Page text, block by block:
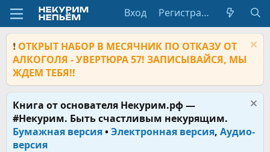
Вход Регистрация
❗ ОТКРЫТ НАБОР В МЕСЯЧНИК ПО ОТКАЗУ ОТ
АЛКОГОЛЯ - УВЕРТЮРА 57! ЗАПИСЫВАЙСЯ, МЫ
ЖДЕМ ТЕБЯ!!
Книга от основателя Некурим.рф —
#Некурим. Быть счастливым некурящим.
Бумажная версия•Электронная версия, Аудио-
версия